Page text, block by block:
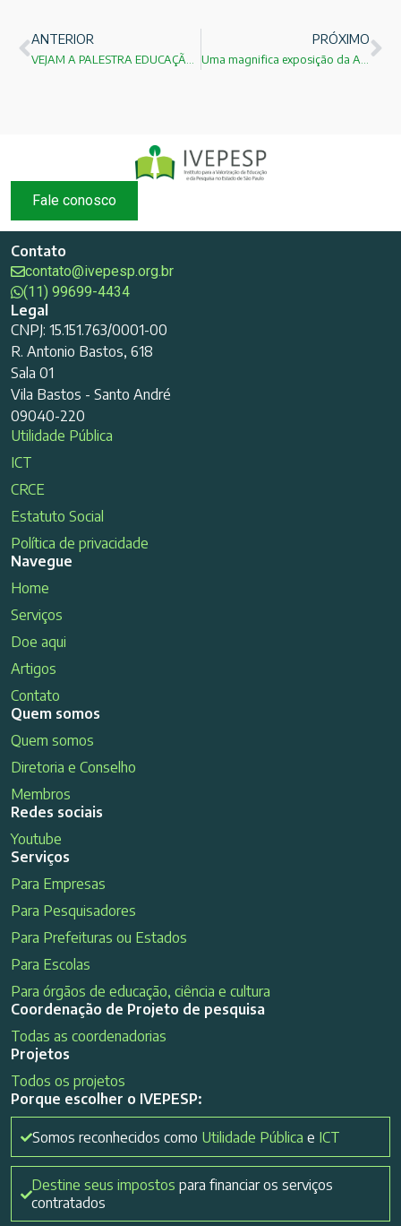
ANTERIOR PRÓXIMO
Fale conosco
Contato
contato@ivepesp.org.br
(11) 99699-4434
Legal
CNPJ: 15.151.763/0001-00
R. Antonio Bastos, 618
Sala 01
Vila Bastos - Santo André
09040-220
Utilidade Pública
ICT
CRCE
Estatuto Social
Política de privacidade
Navegue
Home
Serviços
Doe aqui
Artigos
Contato
Quem somos
Quem somos
Diretoria e Conselho
Membros
Redes sociais
Youtube
Serviços
Para Empresas
Para Pesquisadores
Para Prefeituras ou Estados
Para Escolas
Para órgãos de educação, ciência e cultura
Coordenação de Projeto de pesquisa
Todas as coordenadorias
Projetos
Todos os projetos
Porque escolher o IVEPESP:
Somos reconhecidos como Utilidade Pública e ICT
Destine seus impostos para financiar os serviços
contratados